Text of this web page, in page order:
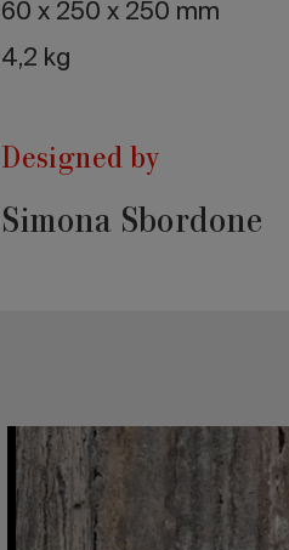
60 x 250 x 250 mm
4,2 kg
Designed by
Simona Sbordone